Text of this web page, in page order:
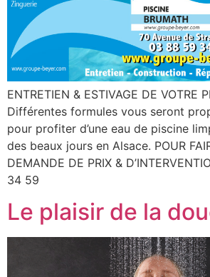
ENTRETIEN & ESTIVAGE DE VOTRE
Différentes formules vous seront
pour profiter d’une eau de piscine
des beaux jours en Alsace. POUR
DEMANDE DE PRIX &
34 59
Le plaisir de la